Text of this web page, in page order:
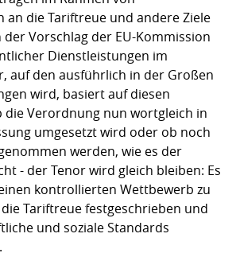
an die Tariftreue und andere Ziele
der Vorschlag der EU-Kommission
Dienstleistungen im
auf den ausführlich in der Großen
wird, basiert auf diesen
die Verordnung nun wortgleich in
umgesetzt wird oder ob noch
werden, wie es der
- der Tenor wird gleich bleiben: Es
kontrollierten Wettbewerb zu
Tariftreue festgeschrieben und
und soziale Standards